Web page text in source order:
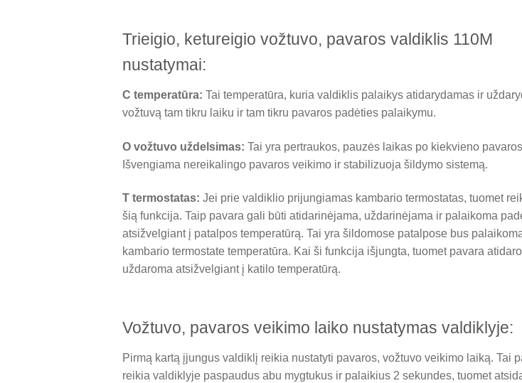
Trieigio, ketureigio vožtuvo, pavaros valdiklis 110M
nustatymai:
C temperatūra: Tai temperatūra, kuria valdiklis palaikys atidarydamas ir
vožtuvą tam tikru laiku ir tam tikru pavaros padėties palaikymu.
O vožtuvo uždelsimas: Tai yra pertraukos, pauzės laikas po kiekvieno
Išvengiama nereikalingo pavaros veikimo ir stabilizuoja šildymo sistemą.
T termostatas: Jei prie valdiklio prijungiamas kambario termostatas, tuomet
šią funkcija. Taip pavara gali būti atidarinėjama, uždarinėjama ir palaikoma
atsižvelgiant į patalpos temperatūrą. Tai yra šildomose patalpose bus
kambario termostate temperatūra. Kai ši funkcija išjungta, tuomet pavara
uždaroma atsižvelgiant į katilo temperatūrą.
Vožtuvo, pavaros veikimo laiko nustatymas valdiklyje:
Pirmą kartą įjungus valdiklį reikia nustatyti pavaros, vožtuvo veikimo laiką. Tai
reikia valdiklyje paspaudus abu mygtukus ir palaikius 2 sekundes, tuomet